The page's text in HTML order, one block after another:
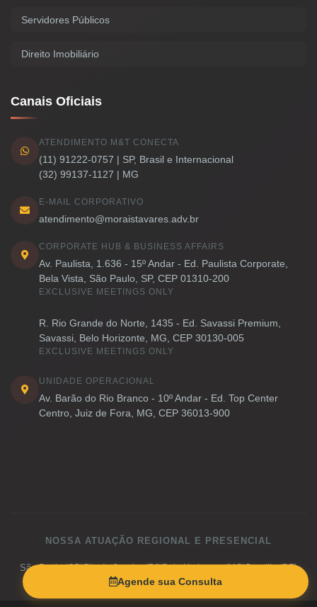
Agende sua Consulta
Servidores Públicos
Direito Imobiliário
Canais Oficiais
ATENDIMENTO M&T CONECTA
(11) 91222-0757 | SP, Brasil e Internacional
(32) 99137-1127 | MG
E-MAIL CORPORATIVO
atendimento@moraistavares.adv.br
CORPORATE HUB & BUSINESS AFFAIRS
Av. Paulista, 1.636 - 15º Andar - Ed. Paulista Corporate,
Bela Vista, São Paulo, SP, CEP 01310-200
EXCLUSIVE MEETINGS ONLY
R. Rio Grande do Norte, 1435 - Ed. Savassi Premium,
Savassi, Belo Horizonte, MG, CEP 30130-005
EXCLUSIVE MEETINGS ONLY
UNIDADE OPERACIONAL
Av. Barão do Rio Branco - 10º Andar - Ed. Top Center
Centro, Juiz de Fora, MG, CEP 36013-900
NOSSA ATUAÇÃO REGIONAL E PRESENCIAL
São Paulo (SP)Rio de Janeiro (RJ)Belo Horizonte (MG)Brasília (DF)
Juiz de Fora (MG)Campinas (SP) Santos (SP)